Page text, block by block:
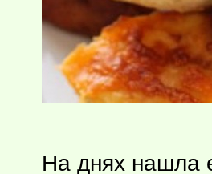
На днях нашла